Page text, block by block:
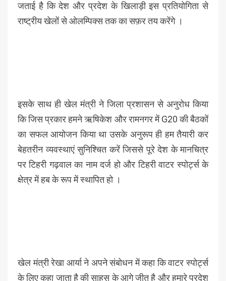
जताई है कि देश और प्रदेश के खिलाड़ी इस प्रतियोगिता से
राष्ट्रीय खेलों से ओलम्पिक्स तक का सफ़र तय करेंगे ।
इसके साथ ही खेल मंत्री ने जिला प्रशासन से अनुरोध किया
कि जिस प्रकार हमने ऋषिकेश और रामनगर में G20 की बैठकों
का सफल आयोजन किया था उसके अनुरूप ही हम तैयारी कर
बेहतरीन व्यवस्थाएं सुनिश्चित करें जिससे पूरे देश के मानचित्र
पर टिहरी गढ़वाल का नाम दर्ज हो और टिहरी वाटर स्पोर्ट्स के
क्षेत्र में हब के रूप में स्थापित हो ।
खेल मंत्री रेखा आर्या ने अपने संबोधन में कहा कि वाटर स्पोर्ट्स
के लिए कहा जाता है की साहस के आगे जीत है और हमारे प्रदेश